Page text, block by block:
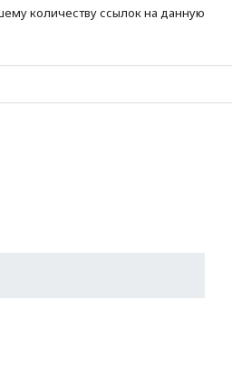
количеству ссылок на данную